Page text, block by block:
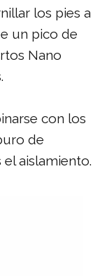
los pies a
un pico de
Nano
con los
de
aislamiento.